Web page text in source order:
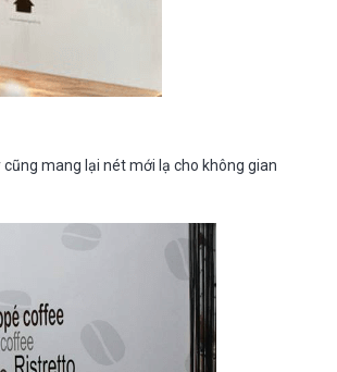
mang lại nét mới lạ cho không gian